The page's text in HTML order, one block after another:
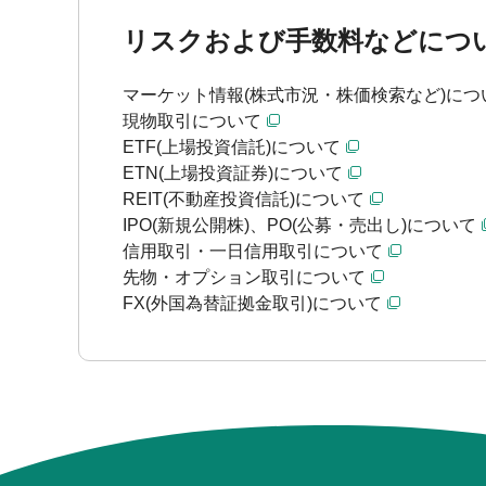
リスクおよび手数料などにつ
マーケット情報(株式市況・株価検索など)につ
現物取引について
ETF(上場投資信託)について
ETN(上場投資証券)について
REIT(不動産投資信託)について
IPO(新規公開株)、PO(公募・売出し)について
信用取引・一日信用取引について
先物・オプション取引について
FX(外国為替証拠金取引)について